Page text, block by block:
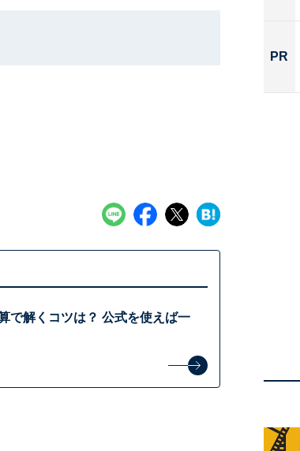
で解くコツは？ 公式を使えば一
PR